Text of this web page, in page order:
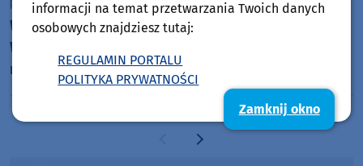
piątek, 7 sierpnia 2026, 09:10
Wodniacy Garczyn zapraszają na Regaty o Puchar
Wójta Gminy Kościerzyna. W ten weekend impreza
na jeziorze Wdzydze
Poprzednia strona
Następna strona
informacji na temat przetwarzania Twoich danych
osobowych znajdziesz tutaj:
REGULAMIN PORTALU
POLITYKA PRYWATNOŚCI
Zamknij okno